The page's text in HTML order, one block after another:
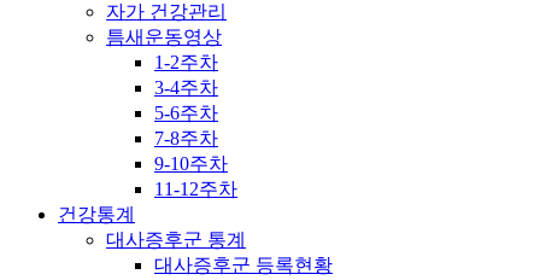
자가 건강관리
틈새운동영상
1-2주차
3-4주차
5-6주차
7-8주차
9-10주차
11-12주차
건강통계
대사증후군 통계
대사증후군 등록현황